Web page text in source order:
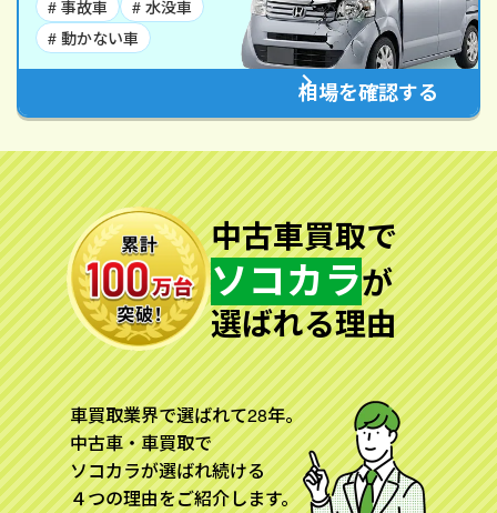
# 事故車
# 水没車
# 動かない車
相場を確認する
中古車買取で
ソコカラが
選ばれる理由
車買取業界で選ばれて28年。
中古車・車買取で
ソコカラが選ばれ続ける
４つの理由をご紹介します。